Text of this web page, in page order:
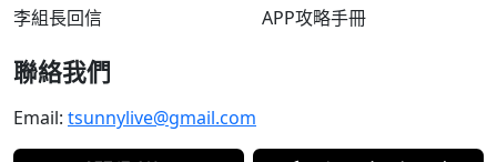
李組長回信
APP攻略手冊
聯絡我們
Email: tsunnylive@gmail.com